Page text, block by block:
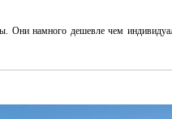
Они намного дешевле чем